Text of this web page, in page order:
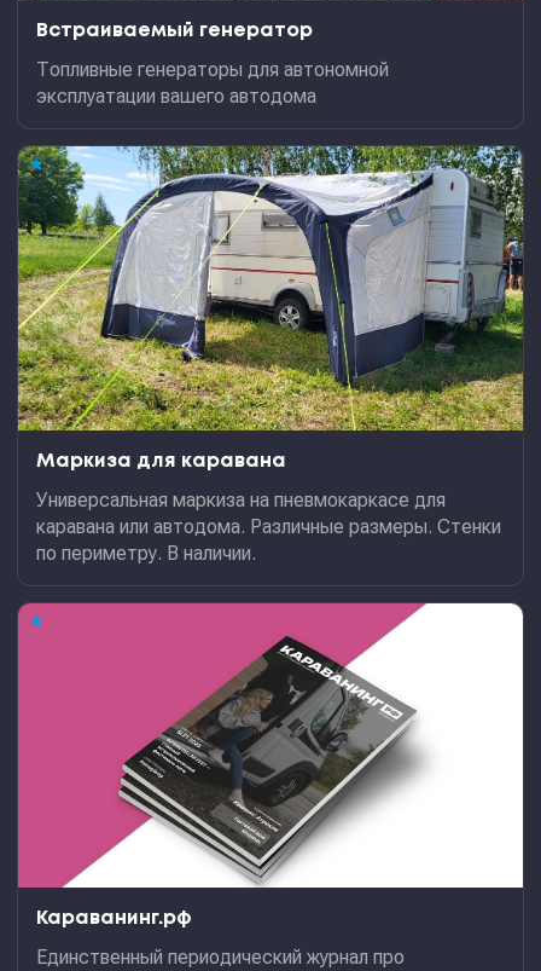
Встраиваемый генератор
Топливные генераторы для автономной
эксплуатации вашего автодома
★
Маркиза для каравана
Универсальная маркиза на пневмокаркасе для
каравана или автодома. Различные размеры. Стенки
по периметру. В наличии.
★
Караванинг.рф
Единственный периодический журнал про